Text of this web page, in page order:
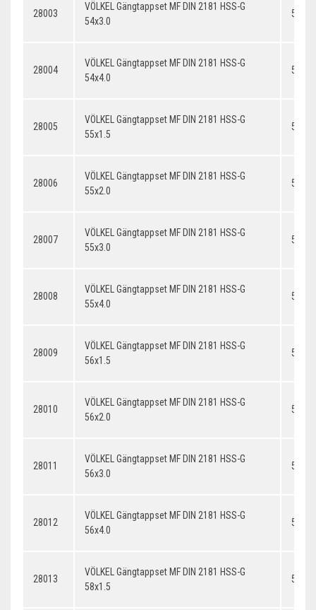
28003
VÖLKEL Gängtappset MF DIN 2181 HSS-G
54x3.0
28004
VÖLKEL Gängtappset MF DIN 2181 HSS-G
54x4.0
28005
VÖLKEL Gängtappset MF DIN 2181 HSS-G
55x1.5
28006
VÖLKEL Gängtappset MF DIN 2181 HSS-G
55x2.0
28007
VÖLKEL Gängtappset MF DIN 2181 HSS-G
55x3.0
28008
VÖLKEL Gängtappset MF DIN 2181 HSS-G
55x4.0
28009
VÖLKEL Gängtappset MF DIN 2181 HSS-G
56x1.5
28010
VÖLKEL Gängtappset MF DIN 2181 HSS-G
56x2.0
28011
VÖLKEL Gängtappset MF DIN 2181 HSS-G
56x3.0
28012
VÖLKEL Gängtappset MF DIN 2181 HSS-G
56x4.0
28013
VÖLKEL Gängtappset MF DIN 2181 HSS-G
58x1.5